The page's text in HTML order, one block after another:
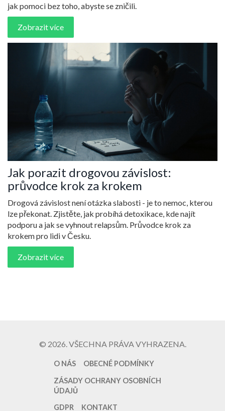
jak pomoci bez toho, abyste se zničili.
Zobrazit více
Jak porazit drogovou závislost:
průvodce krok za krokem
Drogová závislost není otázka slabosti - je to nemoc, kterou
lze překonat. Zjistěte, jak probíhá detoxikace, kde najít
podporu a jak se vyhnout relapsům. Průvodce krok za
krokem pro lidi v Česku.
Zobrazit více
© 2026. VŠECHNA PRÁVA VYHRAZENA.
O NÁS
OBECNÉ PODMÍNKY
ZÁSADY OCHRANY OSOBNÍCH
ÚDAJŮ
GDPR
KONTAKT